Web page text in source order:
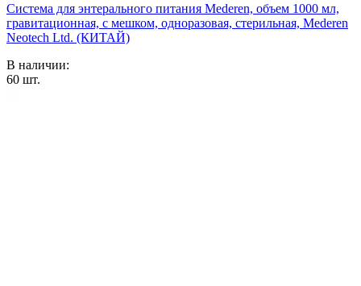
Система для энтерального питания Mederen, объем 1000 мл,
гравитационная, с мешком, одноразовая, стерильная, Mederen
Neotech Ltd. (КИТАЙ)
В наличии:
60 шт.